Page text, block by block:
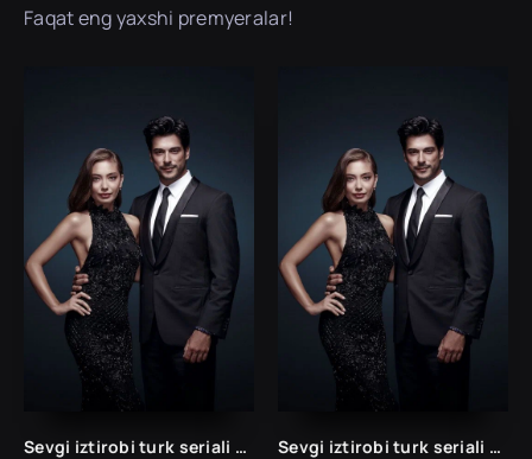
Faqat eng yaxshi premyeralar!
Sevgi iztirobi turk seriali 1 va 2 Fasil Uzbek tilida Barcha qismlar Sevgi iztirobi turk seriali 1 va 2 Fasil Uzbek tilida Barcha qismlar